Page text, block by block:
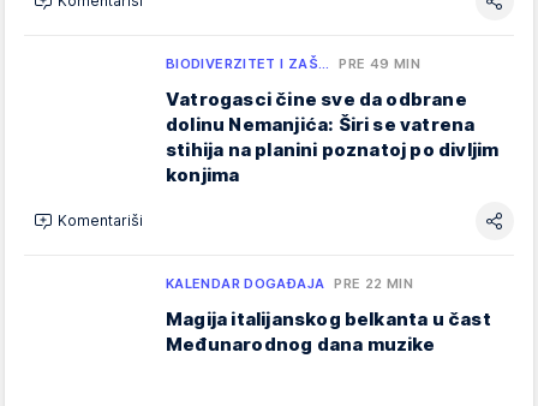
BIODIVERZITET I ZAŠ… PRE 49 MIN
Vatrogasci čine sve da odbrane
dolinu Nemanjića: Širi se vatrena
stihija na planini poznatoj po divljim
konjima
Komentariši
KALENDAR DOGAĐAJA PRE 22 MIN
Magija italijanskog belkanta u čast
Međunarodnog dana muzike